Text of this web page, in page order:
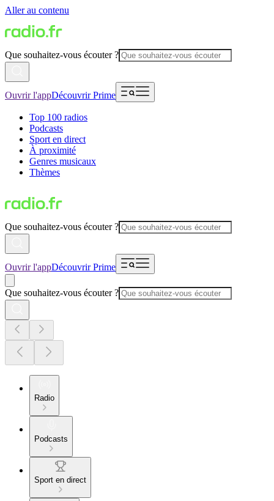
Aller au contenu
Que souhaitez-vous écouter ?
Ouvrir l'appDécouvrir Prime
Top 100 radios
Podcasts
Sport en direct
À proximité
Genres musicaux
Thèmes
Que souhaitez-vous écouter ?
Ouvrir l'appDécouvrir Prime
Que souhaitez-vous écouter ?
Radio
Podcasts
Sport en direct